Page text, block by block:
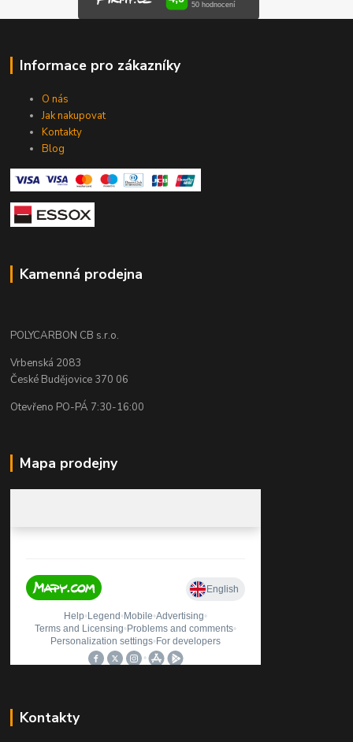
Informace pro zákazníky
O nás
Jak nakupovat
Kontakty
Blog
Kamenná prodejna
POLYCARBON CB s.r.o.
Vrbenská 2083
České Budějovice 370 06
Otevřeno PO-PÁ 7:30-16:00
Mapa prodejny
Kontakty